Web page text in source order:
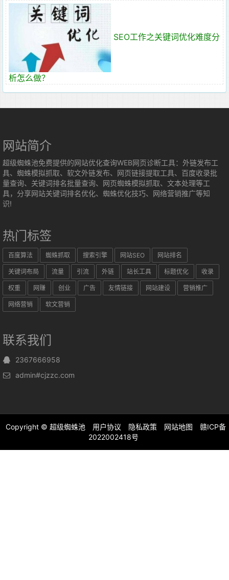
SEO工作之关键词优化难度分
析怎么做？
网站简介
超级蜘蛛池免费提供的网站优化查询WEB网页诊断工具：外链发布工
具、蜘蛛模拟抓取、软文外链发布、网页链接提取工具、百度收录批
量查询、关键词排名批量查询、网页蜘蛛模拟抓取、文本处理等工
具，分享网站关键词排名优化、蜘蛛优化技巧、网络营销推广等知
识!
热门标签
百度算法 蜘蛛抓取 搜索引擎 网站SEO 网站排名
关键词布局 流量 引流 外链 站长工具 标题优化 收录
权重 网赚 创业 广告 友情链接 网站建设 营销推广
网络营销 软文营销
联系我们
2367666958
admin#cjzzc.com
Copyright © 超级蜘蛛池 用户协议 隐私政策 网站地图
赣ICP备
2022002418号